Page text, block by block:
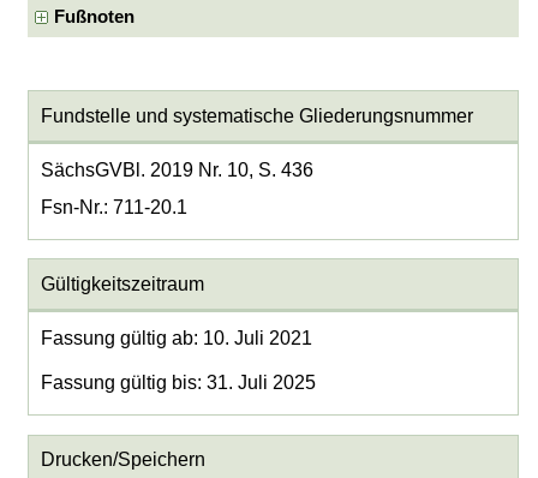
Fußnoten
Fundstelle und systematische Gliederungsnummer
SächsGVBl. 2019 Nr. 10, S. 436
Fsn-Nr.: 711-20.1
Gültigkeitszeitraum
Fassung gültig ab: 10. Juli 2021
Fassung gültig bis: 31. Juli 2025
Drucken/Speichern